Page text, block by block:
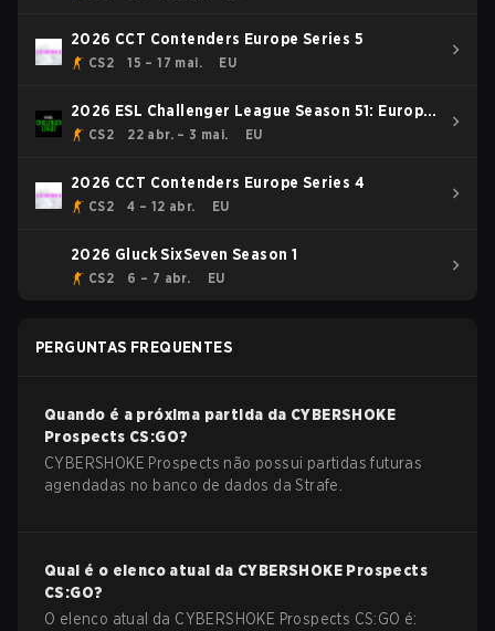
2026 CCT Contenders Europe Series 5
CS2 15 – 17 mai. EU
2026 ESL Challenger League Season 51: Europe
- Cup #4
CS2 22 abr. – 3 mai. EU
2026 CCT Contenders Europe Series 4
CS2 4 – 12 abr. EU
2026 Gluck SixSeven Season 1
CS2 6 – 7 abr. EU
PERGUNTAS FREQUENTES
Quando é a próxima partida da CYBERSHOKE
Prospects CS:GO?
CYBERSHOKE Prospects não possui partidas futuras
agendadas no banco de dados da Strafe.
Qual é o elenco atual da CYBERSHOKE Prospects
CS:GO?
O elenco atual da CYBERSHOKE Prospects CS:GO é: